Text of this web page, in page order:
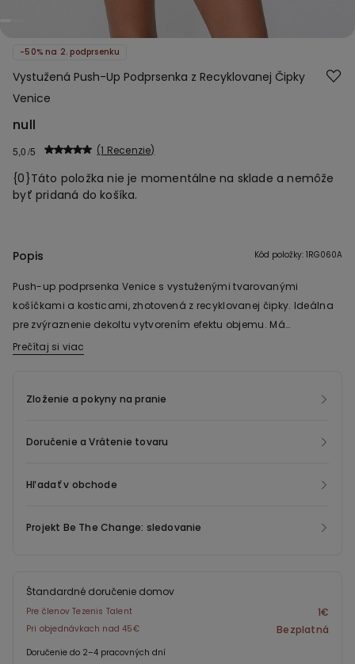
-50% na 2. podprsenku
Vystužená Push-Up Podprsenka z Recyklovanej Čipky
Venice
null
5,0 1 Recenzie
{0}Táto položka nie je momentálne na sklade a nemôže
byť pridaná do košíka.
Popis Kód položky: 1RG060A
Push-up podprsenka Venice s vystuženými tvarovanými
košíčkami a kosticami, zhotovená z recyklovanej čipky. Ideálna
pre zvýraznenie dekoltu vytvorením efektu objemu. Má
nastaviteľné ramienka a jeden háčik s možnosťou nastavenia
pochádzajúceho zo spracovania textilných zvyškov, ktoré sa
Prečítaj si viac
Zloženie a pokyny na pranie
Doručenie a Vrátenie tovaru
Hľadať v obchode
Projekt Be The Change: sledovanie
Štandardné doručenie domov
Pre členov Tezenis Talent 1€
Pri objednávkach nad 45€ Bezplatná
Doručenie do 2–4 pracovných dní